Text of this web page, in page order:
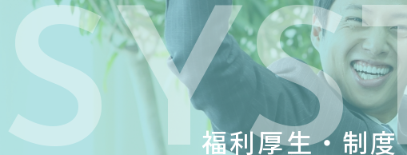
福利厚生・制度